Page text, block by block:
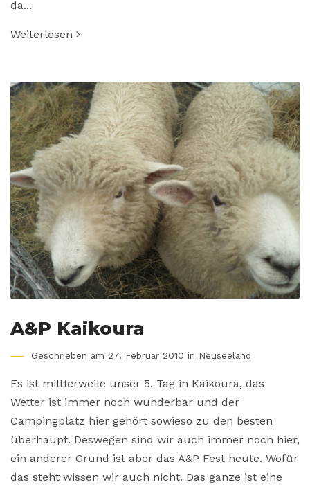
da...
Weiterlesen
A&P Kaikoura
Geschrieben am 27. Februar 2010 in Neuseeland
Es ist mittlerweile unser 5. Tag in Kaikoura, das
Wetter ist immer noch wunderbar und der
Campingplatz hier gehört sowieso zu den besten
überhaupt. Deswegen sind wir auch immer noch hier,
ein anderer Grund ist aber das A&P Fest heute. Wofür
das steht wissen wir auch nicht. Das ganze ist eine